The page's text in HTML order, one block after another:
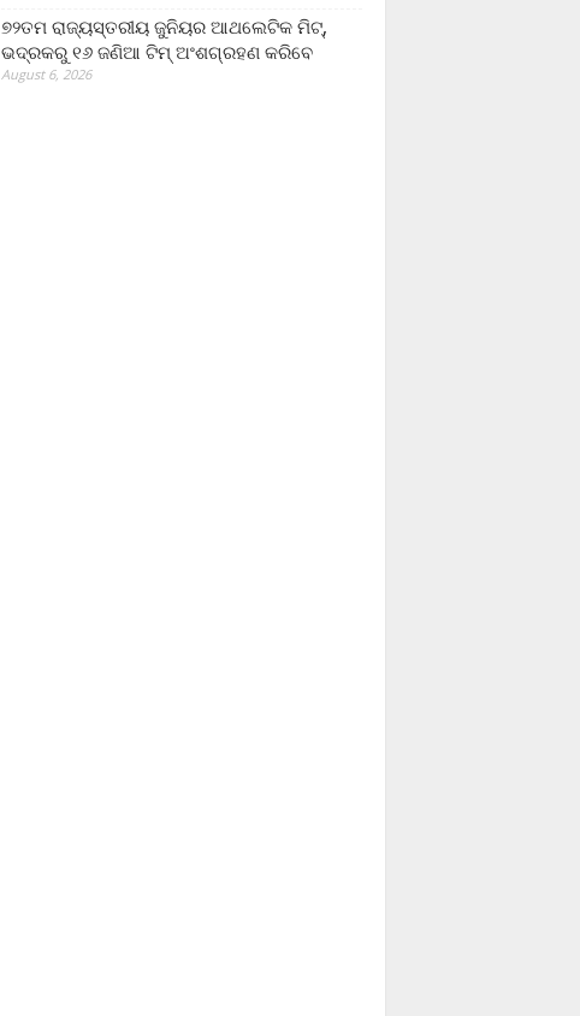
୭୨ତମ ରାଜ୍ୟସ୍ତରୀୟ ଜୁନିୟର ଆଥଲେଟିକ ମିଟ୍‌,
ଭଦ୍ରକରୁ ୧୬ ଜଣିଆ ଟିମ୍ ଅଂଶଗ୍ରହଣ କରିବେ
August 6, 2026